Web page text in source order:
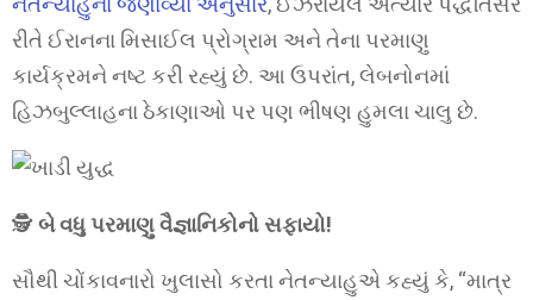
રીતે ઈરાનના મિસાઈલ પ્રોગ્રામ અને તેના પરમાણુ
કાર્યક્રમને નષ્ટ કરી રહ્યું છે. આ ઉપરાંત, લેબનોનમાં
હિઝબુલ્લાહના ઠેકાણાઓ પર પણ ભીષણ હુમલા ચાલુ છે.
🕵️બે વધુ પરમાણુ વૈજ્ઞાનિકોનો સફાયો!
સૌથી ચોંકાવનારો ખુલાસો કરતા નેતન્યાહુએ કહ્યું કે, “માત્ર